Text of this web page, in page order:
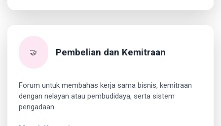
🤝 Pembelian dan Kemitraan
Forum untuk membahas kerja sama bisnis, kemitraan
dengan nelayan atau pembudidaya, serta sistem
pengadaan.